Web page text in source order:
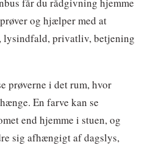
og hjælper med at
lysindfald, privatliv, betjening
prøverne i det rum, hvor
En farve kan se
end hjemme i stuen, og
sig afhængigt af dagslys,